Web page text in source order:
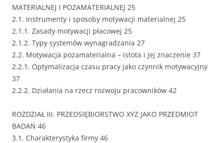
MATERIALNEJ I POZAMATERIALNEJ 25
2.1. Instrumenty i sposoby motywacji materialnej 25
2.1.1. Zasady motywacji płacowej 25
2.1.2. Typy systemów wynagradzania 27
2.2. Motywacja pozamaterialna – istota i jej znaczenie 37
2.2.1. Optymalizacja czasu pracy jako czynnik motywacyjny
37
2.2.2. Działania na rzecz rozwoju pracowników 42
ROZDZIAŁ III. PRZEDSIĘBIORSTWO XYZ JAKO PRZEDMIOT
BADAŃ 46
3.1. Charakterystyka firmy 46